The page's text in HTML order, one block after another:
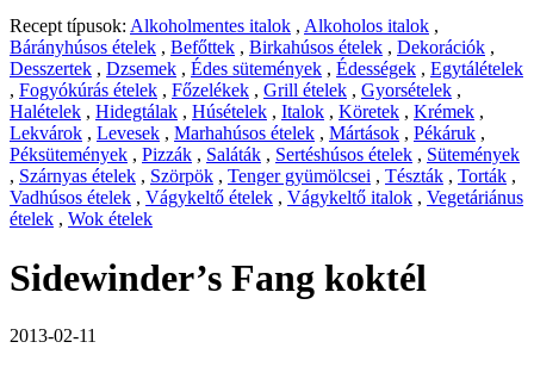
Recept típusok: Alkoholmentes italok , Alkoholos italok ,
Bárányhúsos ételek , Befőttek , Birkahúsos ételek , Dekorációk ,
Desszertek , Dzsemek , Édes sütemények , Édességek , Egytálételek
, Fogyókúrás ételek , Főzelékek , Grill ételek , Gyorsételek ,
Halételek , Hidegtálak , Húsételek , Italok , Köretek , Krémek ,
Lekvárok , Levesek , Marhahúsos ételek , Mártások , Pékáruk ,
Péksütemények , Pizzák , Saláták , Sertéshúsos ételek , Sütemények
, Szárnyas ételek , Szörpök , Tenger gyümölcsei , Tészták , Torták ,
Vadhúsos ételek , Vágykeltő ételek , Vágykeltő italok , Vegetáriánus
ételek , Wok ételek
Sidewinder’s Fang koktél
2013-02-11